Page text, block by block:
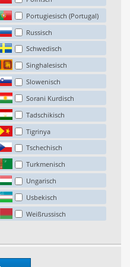
Portugiesisch (Portugal)
Russisch
Schwedisch
Singhalesisch
Slowenisch
Sorani Kurdisch
Tadschikisch
Tigrinya
Tschechisch
Turkmenisch
Ungarisch
Usbekisch
Weißrussisch